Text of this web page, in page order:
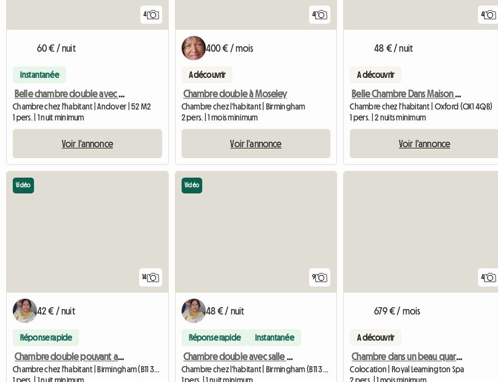
4
60 € / nuit
Instantanée
Belle chambre double avec salle de bain privée dans une maison du XVIIIe siècle
Chambre chez l'habitant | Andover | 52 M2
1 pers. | 1 nuit minimum
Voir l'annonce
4
400 € / mois
A découvrir
Chambre double à Moseley
Chambre chez l'habitant | Birmingham
2 pers. | 1 mois minimum
Voir l'annonce
4
48 € / nuit
A découvrir
Belle Chambre Dans Maison Familiale
Chambre chez l'habitant | Oxford (OX1 4QB)
1 pers. | 2 nuits minimum
Voir l'annonce
14
Vidéo
42 € / nuit
Réponse rapide
Chambre double pouvant accueillir 4 adultes
Chambre chez l'habitant | Birmingham (B11 3LE) | 120 M2
1 pers. | 1 nuit minimum
9
Vidéo
48 € / nuit
Réponse rapide Instantanée
Chambre double avec salle de bains attenante
Chambre chez l'habitant | Birmingham (B11 3LE) | 100 M2
1 pers. | 1 nuit minimum
4
679 € / mois
A découvrir
Chambre dans un beau quartier recherché
Colocation | Royal Leamington Spa
2 pers. | 1 mois minimum